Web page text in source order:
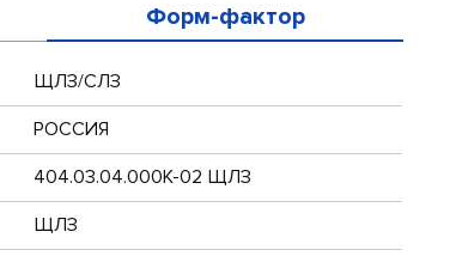
Форм-фактор
ЩЛЗ/СЛЗ
РОССИЯ
404.03.04.000К-02 ЩЛЗ
ЩЛЗ